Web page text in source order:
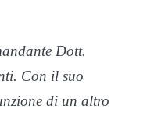
Dott.
Con il suo
di un altro